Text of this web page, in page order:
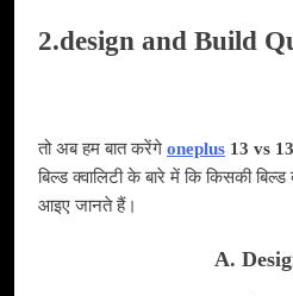
2.design and Build
तो अब हम बात करेंगे oneplus 13 vs
बिल्ड क्वालिटी के बारे में कि किसकी
आइए जानते हैं।
A.